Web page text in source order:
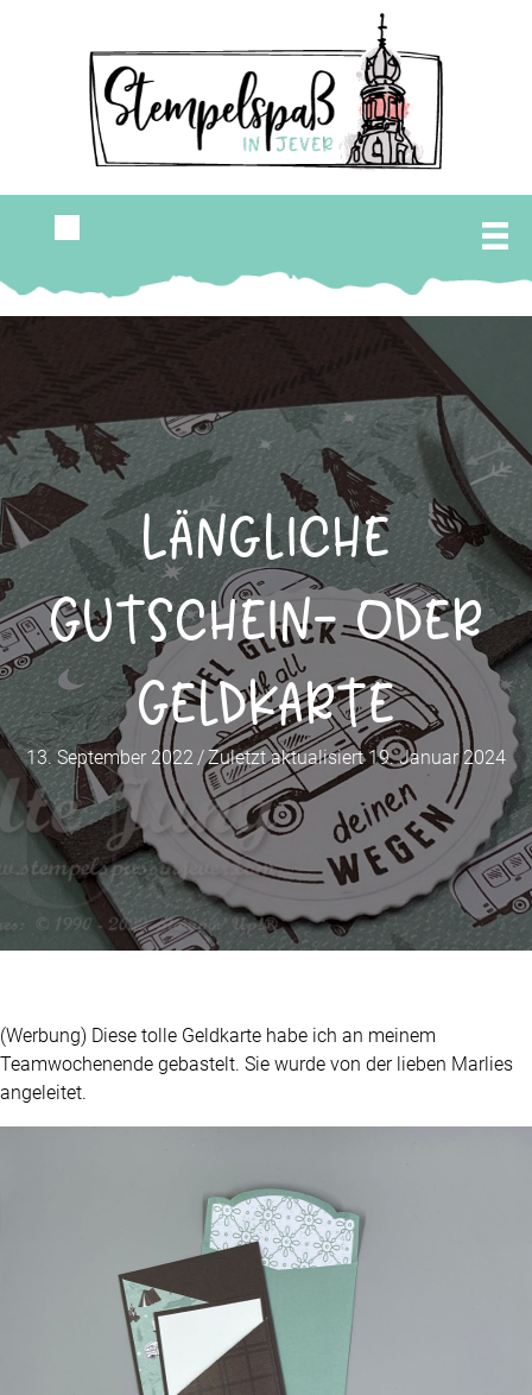
Längliche
Gutschein- oder
Geldkarte
13. September 2022 /Zuletzt aktualisiert 19. Januar 2024
(Werbung) Diese tolle Geldkarte habe ich an meinem
Teamwochenende gebastelt. Sie wurde von der lieben Marlies
angeleitet.